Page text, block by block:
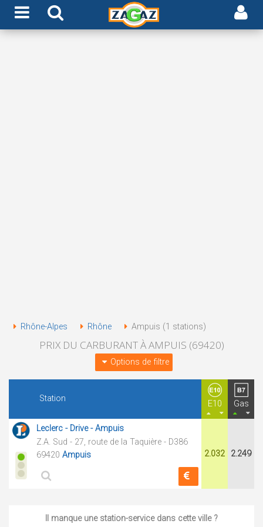
Rhône-Alpes Rhône Ampuis (1 stations)
PRIX DU CARBURANT À AMPUIS (69420)
Options de filtre
Station
E10 Gas
Leclerc - Drive - Ampuis
Z.A. Sud - 27, route de la Taquière - D386
69420 Ampuis 2.032 2.249
Il manque une station-service dans cette ville ?